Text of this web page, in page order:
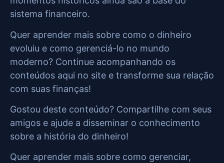
sistema financeiro.
Quer aprender mais sobre como o dinheiro
evoluiu e como gerenciá-lo no mundo
moderno? Continue acompanhando os
conteúdos aqui no site e transforme sua relação
com suas finanças!
Gostou deste conteúdo? Compartilhe com seus
amigos e ajude a disseminar o conhecimento
sobre a história do dinheiro!
Quer aprender mais sobre como gerenciar,